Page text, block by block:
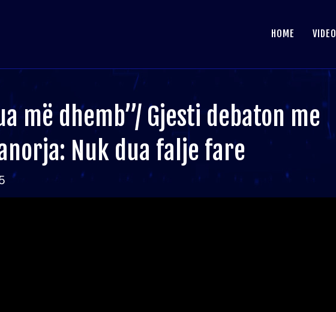
HOME VIDEO
më dhemb”/ Gjesti debaton me
Nuk dua falje fare